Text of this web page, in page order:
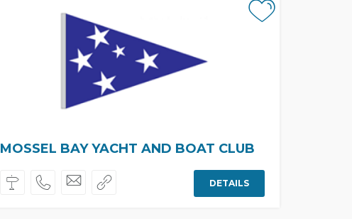
MOSSEL BAY YACHT AND BOAT CLUB
DETAILS